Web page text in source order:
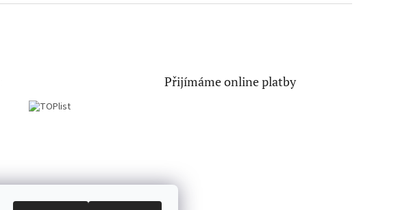
Přijímáme online platby